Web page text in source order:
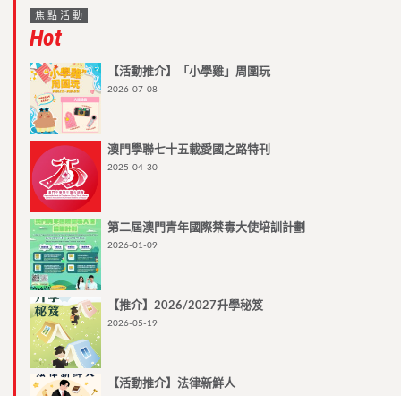
焦點活動
Hot
【活動推介】「小學雞」周圍玩
2026-07-08
澳門學聯七十五載愛國之路特刊
2025-04-30
第二屆澳門青年國際禁毒大使培訓計劃
2026-01-09
【推介】2026/2027升學秘笈
2026-05-19
【活動推介】法律新鮮人